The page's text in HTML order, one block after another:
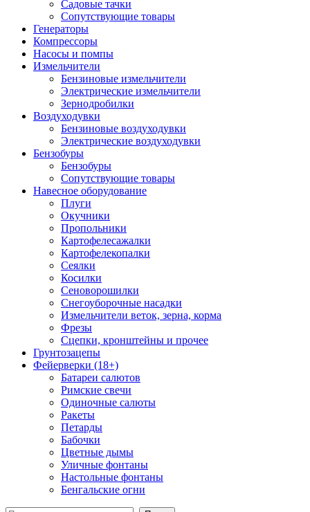
Садовые тачки
Сопутствующие товары
Генераторы
Компрессоры
Насосы и помпы
Измельчители
Бензиновые измельчители
Электрические измельчители
Зернодробилки
Воздуходувки
Бензиновые воздуходувки
Электрические воздуходувки
Бензобуры
Бензобуры
Сопутствующие товары
Навесное оборудование
Плуги
Окучники
Пропольники
Картофелесажалки
Картофелекопалки
Сеялки
Косилки
Сеноворошилки
Снегоуборочные насадки
Измельчители веток, зерна, корма
Фрезы
Сцепки, кронштейны и прочее
Грунтозацепы
Фейерверки (18+)
Батареи салютов
Римские свечи
Одиночные салюты
Ракеты
Петарды
Бабочки
Цветные дымы
Уличные фонтаны
Настольные фонтаны
Бенгальские огни